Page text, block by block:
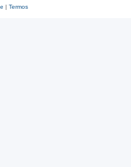
| Termos